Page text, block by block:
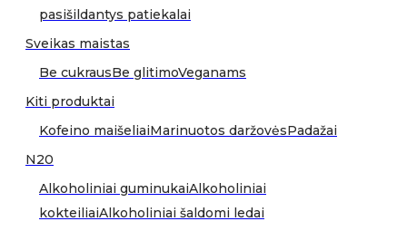
pasišildantys patiekalai
Sveikas maistas
Be cukrausBe glitimoVeganams
Kiti produktai
Kofeino maišeliaiMarinuotos daržovėsPadažai
N20
Alkoholiniai guminukaiAlkoholiniai
kokteiliaiAlkoholiniai šaldomi ledai